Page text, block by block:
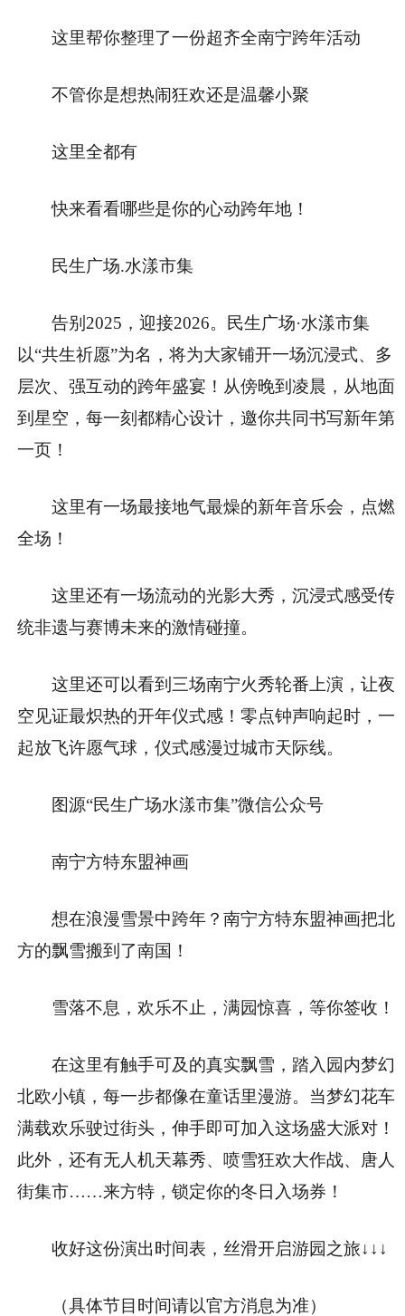
这里帮你整理了一份超齐全南宁跨年活动
不管你是想热闹狂欢还是温馨小聚
这里全都有
快来看看哪些是你的心动跨年地！
民生广场.水漾市集
告别2025，迎接2026。民生广场·水漾市集
以“共生祈愿”为名，将为大家铺开一场沉浸式、多
层次、强互动的跨年盛宴！从傍晚到凌晨，从地面
到星空，每一刻都精心设计，邀你共同书写新年第
一页！
这里有一场最接地气最燥的新年音乐会，点燃
全场！
这里还有一场流动的光影大秀，沉浸式感受传
统非遗与赛博未来的激情碰撞。
这里还可以看到三场南宁火秀轮番上演，让夜
空见证最炽热的开年仪式感！零点钟声响起时，一
起放飞许愿气球，仪式感漫过城市天际线。
图源“民生广场水漾市集”微信公众号
南宁方特东盟神画
想在浪漫雪景中跨年？南宁方特东盟神画把北
方的飘雪搬到了南国！
雪落不息，欢乐不止，满园惊喜，等你签收！
在这里有触手可及的真实飘雪，踏入园内梦幻
北欧小镇，每一步都像在童话里漫游。当梦幻花车
满载欢乐驶过街头，伸手即可加入这场盛大派对！
此外，还有无人机天幕秀、喷雪狂欢大作战、唐人
街集市……来方特，锁定你的冬日入场券！
收好这份演出时间表，丝滑开启游园之旅↓↓↓
（具体节目时间请以官方消息为准）